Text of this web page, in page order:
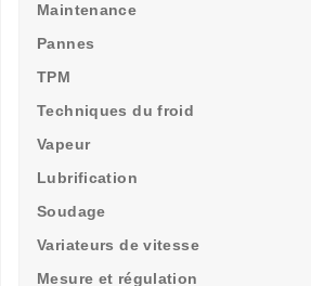
Maintenance
Pannes
TPM
Techniques du froid
Vapeur
Lubrification
Soudage
Variateurs de vitesse
Mesure et régulation